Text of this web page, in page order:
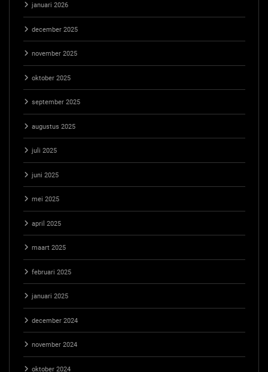
januari 2026
december 2025
november 2025
oktober 2025
september 2025
augustus 2025
juli 2025
juni 2025
mei 2025
april 2025
maart 2025
februari 2025
januari 2025
december 2024
november 2024
oktober 2024